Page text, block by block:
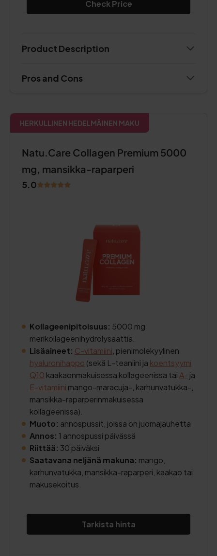
Check Price
Product Description
Pros and Cons
HERKULLINEN HEDELMÄINEN MAKU
Natu.Care Collagen Premium 5000
mg, mansikka-raparperi
5.0
Kollageenipitoisuus: 5000 mg
merikollageenihydrolysaattia.
Lisäaineet: C-vitamiini , pienimolekyylinen
hyaluronihappo (sekä L-teaniini ja koentsyymi
Q10 kaakaonmakuisessa kollageenissa tai A- ja
E-vitamiini mango-maracuja-, karhunvatukka-,
mansikka-raparperinmakuisessa
kollageenissa).
Muoto: annospussit, joissa on juomajauhetta
Annos: 1 annospussi päivässä
Riittää: 30 päiväksi
Saatavana neljänä makuna: mango,
karhunvatukka, mansikka-raparperi, kaakao tai
makusekoitus.
Tarkista hinta